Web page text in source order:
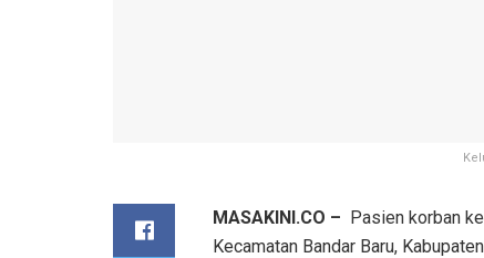
MASAKINI.CO – Pasien korban
Kecamatan Bandar Baru,